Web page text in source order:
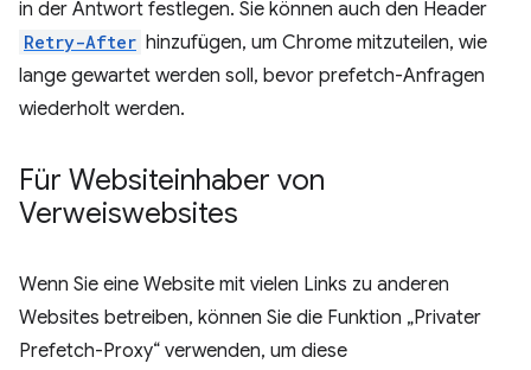
in der Antwort festlegen. Sie können auch den Header
Retry-After hinzufügen, um Chrome mitzuteilen, wie
lange gewartet werden soll, bevor prefetch-Anfragen
wiederholt werden.
Für Websiteinhaber von
Verweiswebsites
Wenn Sie eine Website mit vielen Links zu anderen
Websites betreiben, können Sie die Funktion „Privater
Prefetch-Proxy“ verwenden, um diese